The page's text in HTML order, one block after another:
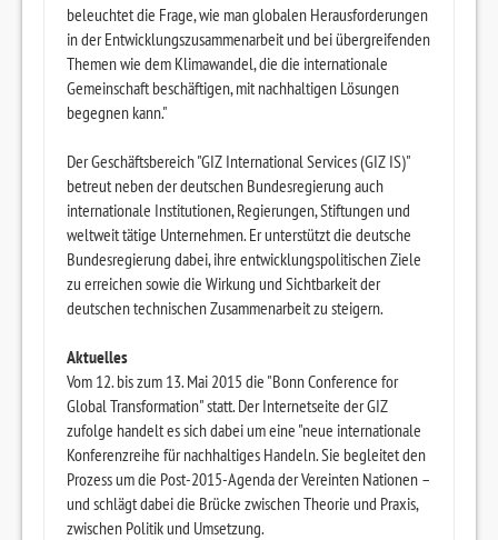
beleuchtet die Frage, wie man globalen Herausforderungen
in der Entwicklungszusammenarbeit und bei übergreifenden
Themen wie dem Klimawandel, die die internationale
Gemeinschaft beschäftigen, mit nachhaltigen Lösungen
begegnen kann."
Der Geschäftsbereich "GIZ International Services (GIZ IS)"
betreut neben der deutschen Bundesregierung auch
internationale Institutionen, Regierungen, Stiftungen und
weltweit tätige Unternehmen. Er unterstützt die deutsche
Bundesregierung dabei, ihre entwicklungspolitischen Ziele
zu erreichen sowie die Wirkung und Sichtbarkeit der
deutschen technischen Zusammenarbeit zu steigern.
Aktuelles
Vom 12. bis zum 13. Mai 2015 die "Bonn Conference for
Global Transformation" statt. Der Internetseite der GIZ
zufolge handelt es sich dabei um eine "neue internationale
Konferenzreihe für nachhaltiges Handeln. Sie begleitet den
Prozess um die Post-2015-Agenda der Vereinten Nationen –
und schlägt dabei die Brücke zwischen Theorie und Praxis,
zwischen Politik und Umsetzung.